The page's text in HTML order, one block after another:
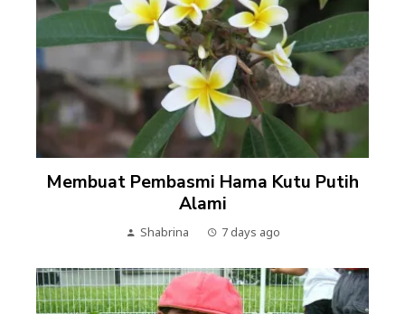
Membuat Pembasmi Hama Kutu Putih
Alami
Shabrina 7 days ago